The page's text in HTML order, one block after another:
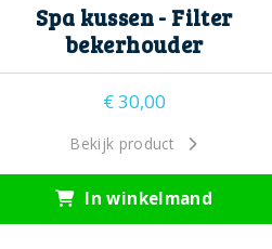
Spa kussen - Filter
bekerhouder
€30,00
Bekijk product
In winkelmand